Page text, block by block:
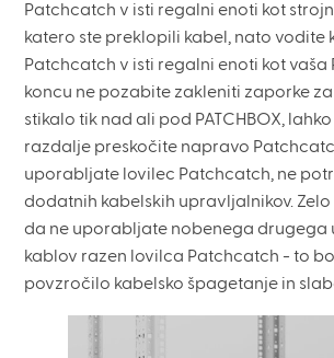
Patchcatch v isti regalni enoti kot
katero ste preklopili kabel, nato vodite
Patchcatch v isti regalni enoti kot vaša
koncu ne pozabite zakleniti zaporke za
stikalo tik nad ali pod PATCHBOX,
razdalje preskočite napravo
uporabljate lovilec Patchcatch, ne
dodatnih kabelskih upravljalnikov.
da ne uporabljate nobenega drugega
kablov razen lovilca Patchcatch - to
povzročilo kabelsko špagetanje in